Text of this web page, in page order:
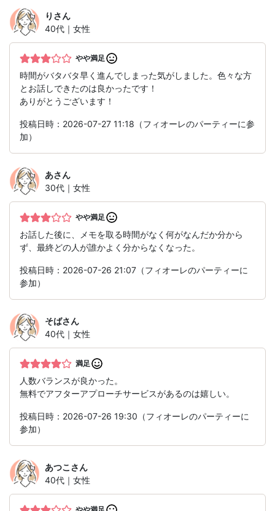
り さん
40代｜女性
やや満足
時間がバタバタ早く進んでしまった気がしました。色々な方
とお話しできたのは良かったです！
ありがとうございます！
投稿日時：2026-07-27 11:18（フィオーレのパーティーに参
加）
あさん
30代｜女性
やや満足
お話した後に、メモを取る時間がなく何がなんだか分から
ず、最終どの人が誰かよく分からなくなった。
投稿日時：2026-07-26 21:07（フィオーレのパーティーに
参加）
そばさん
40代｜女性
満足
人数バランスが良かった。
無料でアフターアプローチサービスがあるのは嬉しい。
投稿日時：2026-07-26 19:30（フィオーレのパーティーに
参加）
あつこ さん
40代｜女性